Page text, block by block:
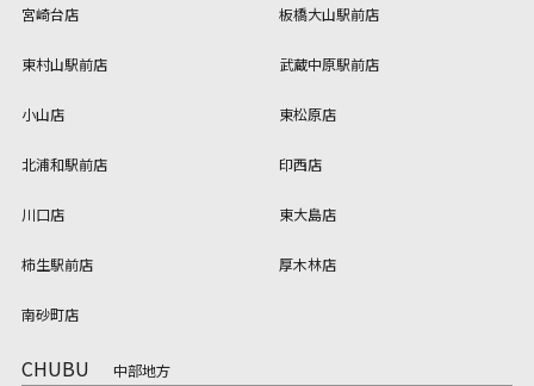
宮崎台店 板橋大山駅前店
東村山駅前店 武蔵中原駅前店
小山店 東松原店
北浦和駅前店 印西店
川口店 東大島店
柿生駅前店 厚木林店
南砂町店
CHUBU 中部地方